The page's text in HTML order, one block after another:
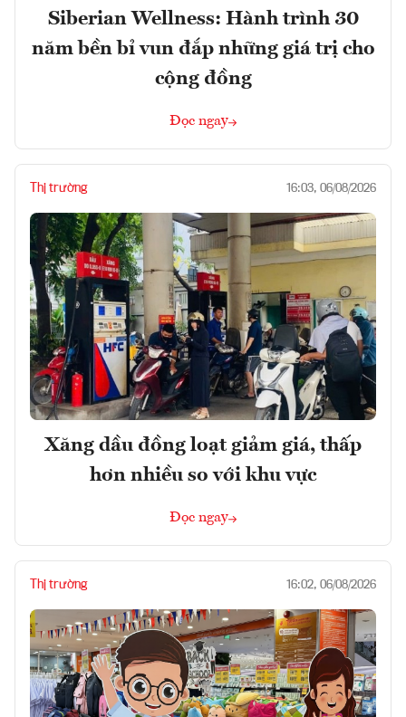
Siberian Wellness: Hành trình 30
năm bền bỉ vun đắp những giá trị cho
cộng đồng
Đọc ngay
Thị trường 16:03, 06/08/2026
Xăng dầu đồng loạt giảm giá, thấp
hơn nhiều so với khu vực
Đọc ngay
Thị trường 16:02, 06/08/2026